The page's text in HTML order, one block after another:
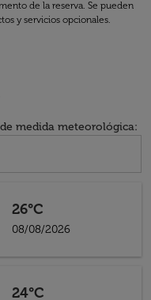
de la reserva. Se pueden
y servicios opcionales.
medida meteorológica:
26°C
08/08/2026
24°C